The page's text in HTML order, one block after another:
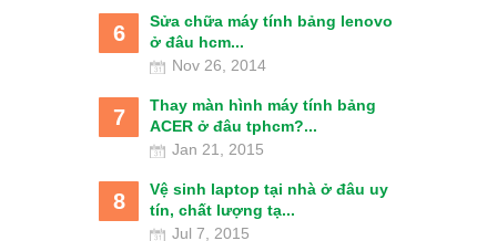
6
Sửa chữa máy tính bảng lenovo
ở đâu hcm...
Nov 26, 2014
7
Thay màn hình máy tính bảng
ACER ở đâu tphcm?...
Jan 21, 2015
8
Vệ sinh laptop tại nhà ở đâu uy
tín, chất lượng tạ...
Jul 7, 2015